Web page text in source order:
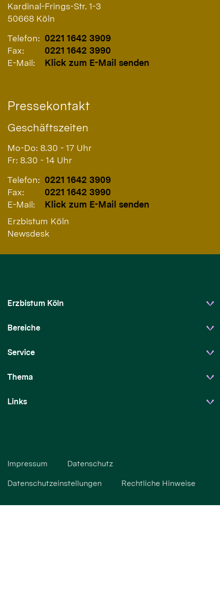
Kardinal-Frings-Str. 1-3
50668 Köln
Telefon: 0221 1642 3909
Fax:
0221 1642 3990
E-Mail:
Klick zum E-Mail senden
Pressekontakt
Geschäftszeiten
Mo-Do: 8.30 - 17 Uhr
Fr: 8.30 - 14 Uhr
Telefon: 0221 1642 3909
Fax:
0221 1642 3990
E-Mail:
Klick zum E-Mail senden
Erzbistum Köln
Newsdesk
Erzbistum Köln
Bereiche
Service
Thema
Links
Impressum Datenschutz
Datenschutzeinstellungen Rechtliche Hinweise